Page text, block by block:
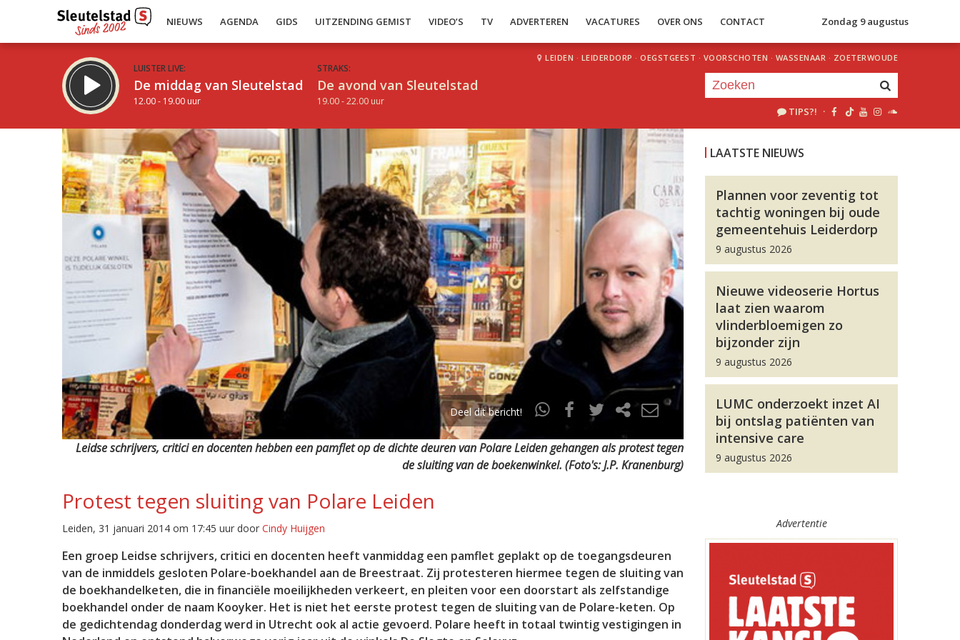
NIEUWS AGENDA GIDS UITZENDING GEMIST VIDEO’S TV ADVERTEREN VACATURES OVER ONS CONTACT Zondag 9 augustus
LUISTER LIVE:
De middag van Sleutelstad
12.00 - 19.00 uur
STRAKS:
De avond van Sleutelstad
19.00 - 22.00 uur
LEIDEN · LEIDERDORP · OEGSTGEEST · VOORSCHOTEN · WASSENAAR · ZOETERWOUDE
TIPS?! ·
Inklappen
Deel dit bericht!
Leidse schrijvers, critici en docenten hebben een pamflet op de dichte deuren van Polare Leiden gehangen als protest tegen
de sluiting van de boekenwinkel. (Foto's: J.P. Kranenburg)
Protest tegen sluiting van Polare Leiden
Leiden, 31 januari 2014 om 17:45 uur door Cindy Huijgen
Een groep Leidse schrijvers, critici en docenten heeft vanmiddag een pamflet geplakt op de toegangsdeuren
van de inmiddels gesloten Polare-boekhandel aan de Breestraat. Zij protesteren hiermee tegen de sluiting van
de boekhandelketen, die in financiële moeilijkheden verkeert, en pleiten voor een doorstart als zelfstandige
boekhandel onder de naam Kooyker. Het is niet het eerste protest tegen de sluiting van de Polare-keten. Op
de gedichtendag donderdag werd in Utrecht ook al actie gevoerd. Polare heeft in totaal twintig vestigingen in
LAATSTE NIEUWS
Plannen voor zeventig tot
tachtig woningen bij oude
gemeentehuis Leiderdorp
9 augustus 2026
Nieuwe videoserie Hortus
laat zien waarom
vlinderbloemigen zo
bijzonder zijn
9 augustus 2026
LUMC onderzoekt inzet AI
bij ontslag patiënten van
intensive care
9 augustus 2026
Advertentie